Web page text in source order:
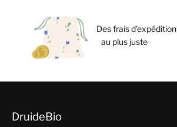
Des frais d'expédition
au plus juste
DruideBio